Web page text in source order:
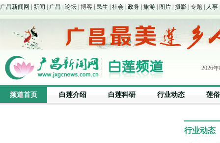
广昌新闻网 新闻 广昌 论坛 | 博客 | 民生 社会 政务 旅游 图片 摄影 | 专题 | 人事
2026
下
频道首页 白莲介绍 白莲科研 行业动态 莲
行业动态